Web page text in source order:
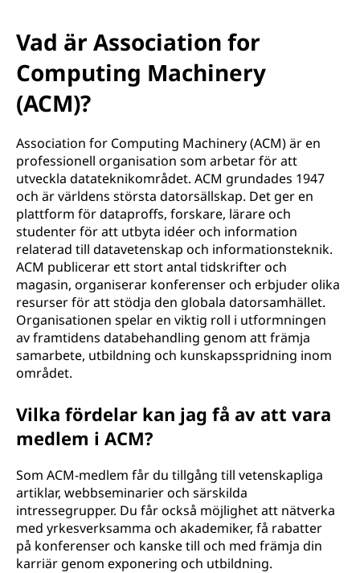
m
M
Vad är Association for
Computing Machinery
(ACM)?
Association for Computing Machinery (ACM) är en
professionell organisation som arbetar för att
utveckla datateknikområdet. ACM grundades 1947
och är världens största datorsällskap. Det ger en
plattform för dataproffs, forskare, lärare och
studenter för att utbyta idéer och information
relaterad till datavetenskap och informationsteknik.
ACM publicerar ett stort antal tidskrifter och
magasin, organiserar konferenser och erbjuder olika
resurser för att stödja den globala datorsamhället.
Organisationen spelar en viktig roll i utformningen
av framtidens databehandling genom att främja
samarbete, utbildning och kunskapsspridning inom
området.
Vilka fördelar kan jag få av att vara
medlem i ACM?
Som ACM-medlem får du tillgång till vetenskapliga
artiklar, webbseminarier och särskilda
intressegrupper. Du får också möjlighet att nätverka
med yrkesverksamma och akademiker, få rabatter
på konferenser och kanske till och med främja din
karriär genom exponering och utbildning.